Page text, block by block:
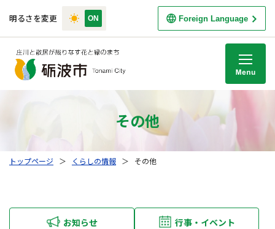
明るさを変更 Foreign Language
その他
トップページ ＞ くらしの情報 ＞ その他
お知らせ 行事・イベント